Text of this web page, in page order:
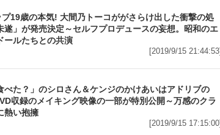
19歳の本気! 大間乃トーコががさらけ出した衝撃の処
遂」が発売決定～セルフプロデュースの妄想。昭和のエ
ールたちとの共演
[2019/9/15 21:44:53]
べた？」のシロさん＆ケンジのかけあいはアドリブの
収録のメイキング映像の一部が特別公開～万感のクラ
熱い抱擁
[2019/9/15 17:15:00]